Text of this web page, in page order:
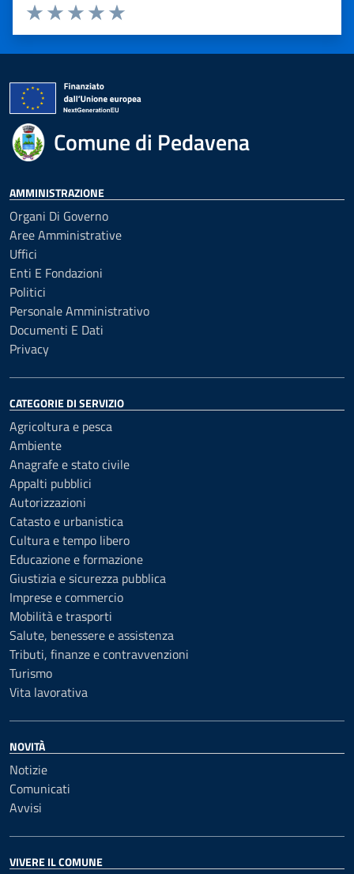
Valuta 5 stelle su 5
Valuta 4 stelle su 5
Valuta 3 stelle su 5
Valuta 2 stelle su 5
Valuta 1 stelle su 5
Comune di Pedavena
AMMINISTRAZIONE
Organi Di Governo
Aree Amministrative
Uffici
Enti E Fondazioni
Politici
Personale Amministrativo
Documenti E Dati
Privacy
CATEGORIE DI SERVIZIO
Agricoltura e pesca
Ambiente
Anagrafe e stato civile
Appalti pubblici
Autorizzazioni
Catasto e urbanistica
Cultura e tempo libero
Educazione e formazione
Giustizia e sicurezza pubblica
Imprese e commercio
Mobilità e trasporti
Salute, benessere e assistenza
Tributi, finanze e contravvenzioni
Turismo
Vita lavorativa
NOVITÀ
Notizie
Comunicati
Avvisi
VIVERE IL COMUNE